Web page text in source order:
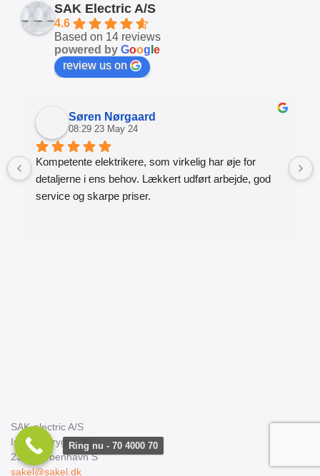
SAK Electric A/S
4.6
Based on 14 reviews
powered by Goog e
review us on
Søren Nørgaard
08:29 23 May 24
Kompetente elektrikere, som virkelig har øje for
detaljerne i ens behov. Lækkert udført arbejde, god
service og skarpe priser.
SAK-electric A/S
Islands Brygge 32
2300
København S
sakel@sakel.dk
Ring nu - 70 4000 70